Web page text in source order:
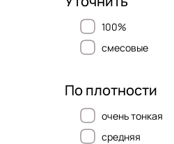
100%
смесовые
По плотности
очень тонкая
средняя